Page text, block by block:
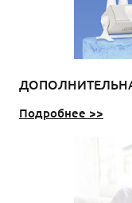
Подробнее >>